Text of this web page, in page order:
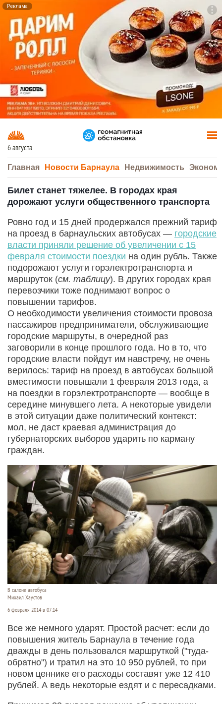
Реклама
6 августа
Главная Новости Барнаула Недвижимость
Билет станет тяжелее. В городах края
дорожают услуги общественного транспорта
Ровно год и 15 дней продержался прежний тариф
на проезд в барнаульских автобусах — городские
власти приняли решение об увеличении с 15
февраля стоимости поездки на один рубль. Также
подорожают услуги горэлектротранспорта и
маршруток (см. таблицу). В других городах края
перевозчики тоже поднимают вопрос о
повышении тарифов.
О необходимости увеличения стоимости провоза
пассажиров предприниматели, обслуживающие
городские маршруты, в очередной раз
заговорили в конце прошлого года. Но в то, что
городские власти пойдут им навстречу, не очень
верилось: тариф на проезд в автобусах большой
вместимости повышали 1 февраля 2013 года, а
на поездки в горэлектротранспорте — вообще в
середине минувшего лета. А некоторые увидели
в этой ситуации даже политический контекст:
мол, не даст краевая администрация до
губернаторских выборов ударить по карману
граждан.
В салоне автобуса
Михаил Хаустов
6 февраля 2014 в 07:14
Все же немного ударят. Простой расчет: если до
повышения житель Барнаула в течение года
дважды в день пользовался маршруткой ("туда-
обратно") и тратил на это 10 950 рублей, то при
новом ценнике его расходы составят уже 12 410
рублей. А ведь некоторые ездят и с пересадками.